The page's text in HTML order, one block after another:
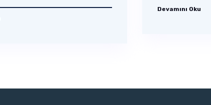
Devamını Oku